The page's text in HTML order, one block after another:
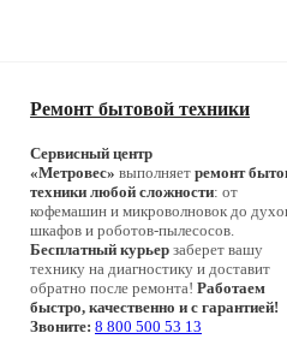
Ремонт бытовой техники
Сервисный центр
«Метровес» выполняет ремонт
техники любой сложности: от
кофемашин и микроволновок до
шкафов и роботов-пылесосов.
Бесплатный курьер заберет вашу
технику на диагностику и доставит
обратно после ремонта! Работаем
быстро, качественно и с гарантией!
Звоните: 8 800 500 53 13